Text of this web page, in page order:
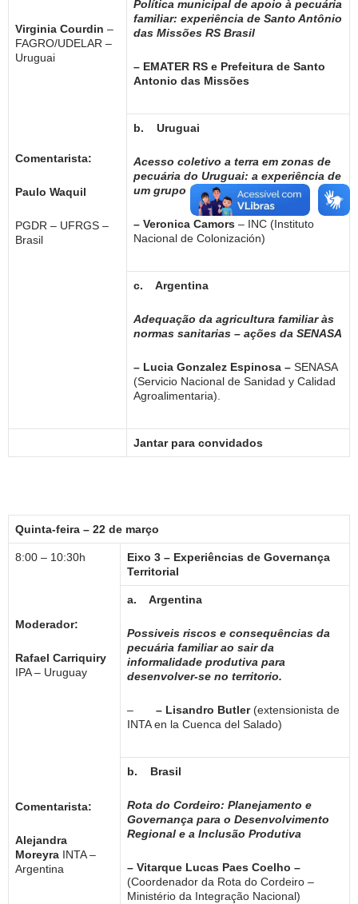
Virginia Courdin –
FAGRO/UDELAR –
Uruguai
Comentarista:
Paulo Waquil
PGDR – UFRGS –
Brasil
Política municipal de apoio à pecuária
familiar: experiência de Santo Antônio
das Missões RS Brasil
– EMATER RS e Prefeitura de Santo
Antonio das Missões
b. Uruguai
Acesso coletivo a terra em zonas de
pecuária do Uruguai: a experiência de
um grupo “colono”.
– Veronica Camors – INC (Instituto
Nacional de Colonización)
c. Argentina
Adequação da agricultura familiar às
normas sanitarias – ações da SENASA
– Lucia Gonzalez Espinosa – SENASA
(Servicio Nacional de Sanidad y Calidad
Agroalimentaria).
Jantar para convidados
Quinta-feira – 22 de março
8:00 – 10:30h
Moderador:
Rafael Carriquiry
IPA – Uruguay
Comentarista:
Alejandra
Moreyra INTA –
Argentina
Eixo 3 – Experiências de Governança
Territorial
a. Argentina
Possiveis riscos e consequências da
pecuária familiar ao sair da
informalidade produtiva para
desenvolver-se no territorio.
– – Lisandro Butler(extensionista de
INTA en la Cuenca del Salado)
b. Brasil
Rota do Cordeiro: Planejamento e
Governança para o Desenvolvimento
Regional e a Inclusão Produtiva
– Vitarque Lucas Paes Coelho –
(Coordenador da Rota do Cordeiro –
Ministério da Integração Nacional)